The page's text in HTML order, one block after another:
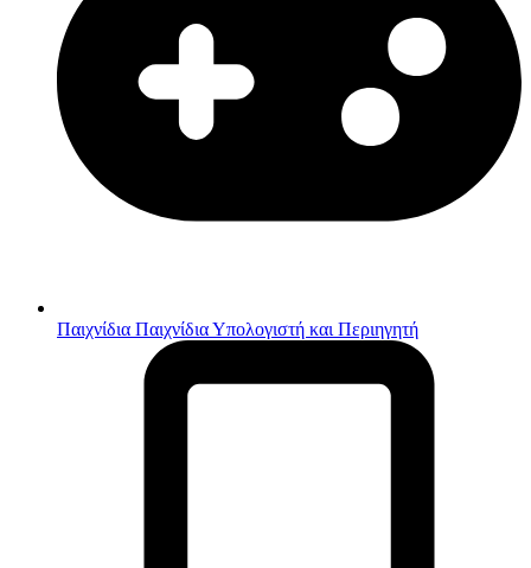
Παιχνίδια Παιχνίδια Υπολογιστή και Περιηγητή